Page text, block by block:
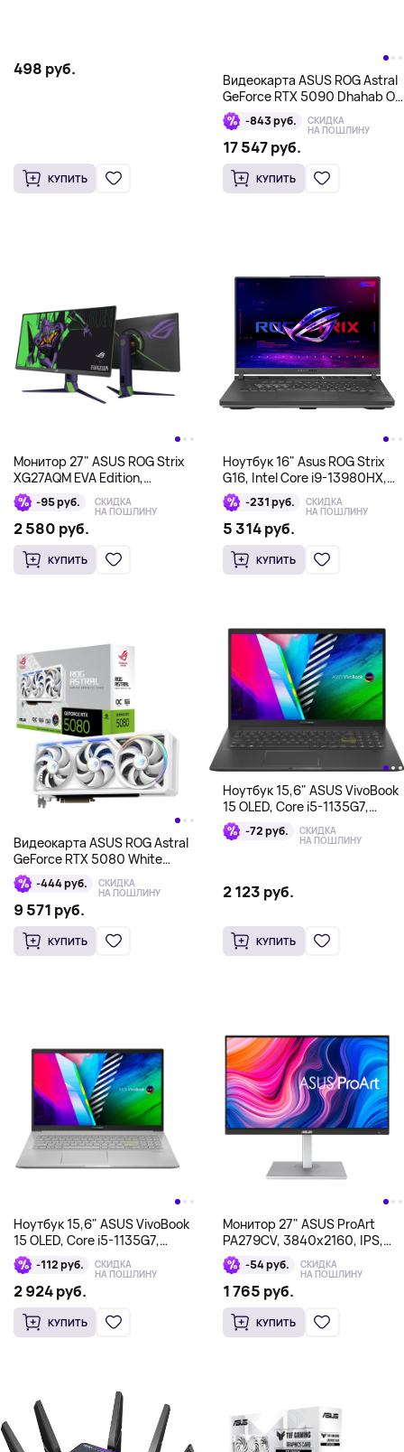
498 руб.
КУПИТЬ
Видеокарта ASUS ROG Astral
GeForce RTX 5090 Dhahab OC
Edition-843 руб. СКИДКА
НА ПОШЛИНУ
17 547 руб.
КУПИТЬ
Монитор 27" ASUS ROG Strix
XG27AQM EVA Edition,
2560x1440, IPS, черный
-95 руб. СКИДКА
НА ПОШЛИНУ
2 580 руб.
КУПИТЬ
Ноутбук 16" Asus ROG Strix
G16, Intel Core i9-13980HX,
16Гб/1Тб, RTX 4060, темно-
серый-231 руб. СКИДКА
НА ПОШЛИНУ
5 314 руб.
КУПИТЬ
Видеокарта ASUS ROG Astral
GeForce RTX 5080 White
Edition 16 ГБ GDDR7 (256-bit)
-444 руб. СКИДКА
НА ПОШЛИНУ
9 571 руб.
КУПИТЬ
Ноутбук 15,6" ASUS VivoBook
15 OLED, Core i5-1135G7,
8/512Гб, черный
-72 руб. СКИДКА
НА ПОШЛИНУ
2 123 руб.
КУПИТЬ
Ноутбук 15,6" ASUS VivoBook
15 OLED, Core i5-1135G7,
MX350 8/512Гб, серебряный
-112 руб. СКИДКА
НА ПОШЛИНУ
2 924 руб.
КУПИТЬ
Монитор 27" ASUS ProArt
PA279CV, 3840x2160, IPS,
черный-54 руб. СКИДКА
НА ПОШЛИНУ
1 765 руб.
КУПИТЬ